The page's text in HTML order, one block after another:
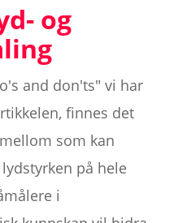
og
and don'ts" vi har
finnes det
som kan
på hele
i